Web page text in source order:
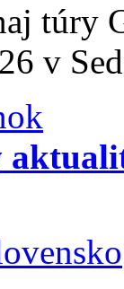
túry
v